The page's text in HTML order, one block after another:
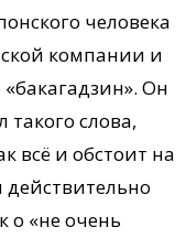
человека
компании и
Он
слова,
всё и обстоит на
о «не очень